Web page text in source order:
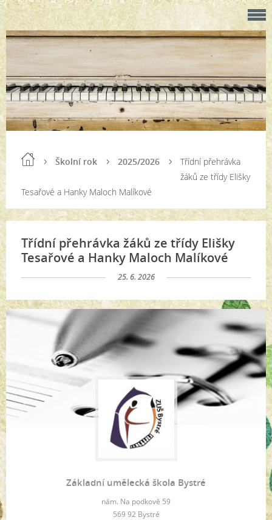
Školní rok 2025/2026
Třídní přehrávka
žáků ze třídy Elišky
Tesařové a Hanky Maloch Malíkové
Třídní přehrávka žáků ze třídy Elišky
Tesařové a Hanky Maloch Malíkové
25. 6. 2026
Základní umělecká škola Bystré
nám. Na podkově 59
569 92 Bystré